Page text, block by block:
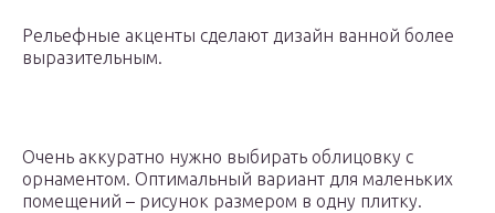
Рельефные акценты сделают дизайн ванной более
выразительным.
Очень аккуратно нужно выбирать облицовку с
орнаментом. Оптимальный вариант для маленьких
помещений – рисунок размером в одну плитку.